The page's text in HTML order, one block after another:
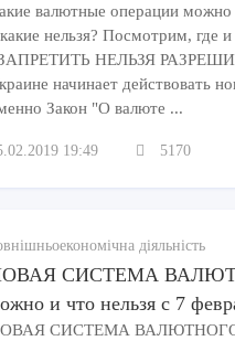
валютные операции можно
нельзя? Посмотрим, где
НЕЛЬЗЯ
начинает действовать
Закон "О валюте ...
19:49 5170
діяльність
СИСТЕМА
и что нельзя с 7
СИСТЕМА ВАЛЮТНОГО